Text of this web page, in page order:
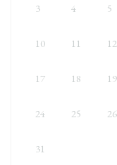
3 4 5
10 11 12
17 18 19
24 25 26
31